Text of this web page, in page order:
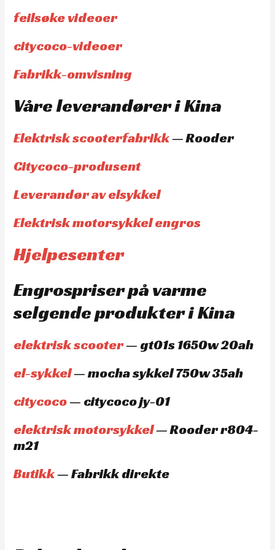
feilsøke videoer
citycoco-videoer
Fabrikk-omvisning
Våre leverandører i Kina
Elektrisk scooterfabrikk— Rooder
Citycoco-produsent
Leverandør av elsykkel
Elektrisk motorsykkel engros
Hjelpesenter
Engrospriser på varme
selgende produkter i Kina
elektrisk scooter— gt01s 1650w 20ah
el-sykkel— mocha sykkel 750w 35ah
citycoco— citycoco jy-01
elektrisk motorsykkel— Rooder r804-
m21
Butikk— Fabrikk direkte